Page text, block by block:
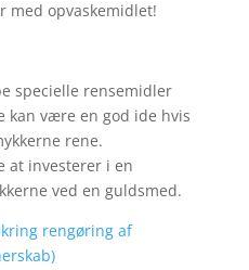
med opvaskemidlet!
specielle rensemidler
kan være en god ide hvis
rene.
at investerer i en
ved en guldsmed.
rengøring af